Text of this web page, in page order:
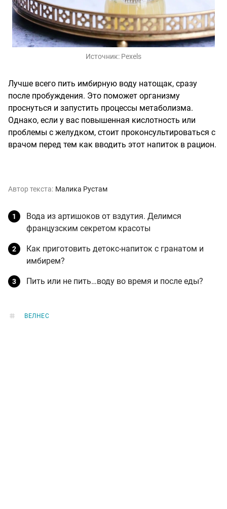
Источник: Pexels
Лучше всего пить имбирную воду натощак, сразу
после пробуждения. Это поможет организму
проснуться и запустить процессы метаболизма.
Однако, если у вас повышенная кислотность или
проблемы с желудком, стоит проконсультироваться с
врачом перед тем как вводить этот напиток в рацион.
Автор текста: Малика Рустам
Вода из артишоков от вздутия. Делимся
французским секретом красоты
Как приготовить детокс-напиток с гранатом и
имбирем?
Пить или не пить…воду во время и после еды?
ВЕЛНЕС